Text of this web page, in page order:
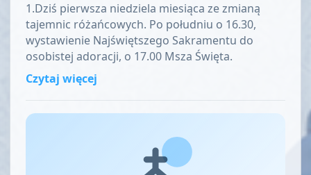
1.Dziś pierwsza niedziela miesiąca ze zmianą
tajemnic różańcowych. Po południu o 16.30,
wystawienie Najświętszego Sakramentu do
osobistej adoracji, o 17.00 Msza Święta.
Czytaj więcej